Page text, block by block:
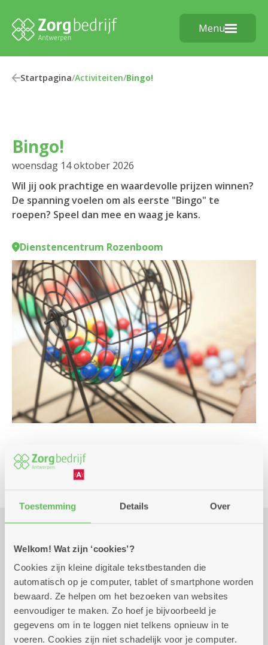
Toestemming Details Over
Welkom! Wat zijn ‘cookies’?
Cookies zijn kleine digitale tekstbestanden die
automatisch op je computer, tablet of smartphone worden
bewaard. Ze helpen om het bezoeken van websites
eenvoudiger te maken. Zo hoef je bijvoorbeeld je
gegevens om in te loggen niet telkens opnieuw in te
voeren. Cookies zijn niet schadelijk voor je computer.
Menu
Startpagina/Activiteiten/Bingo!
Bingo!
woensdag 14 oktober 2026
Wil jij ook prachtige en waardevolle prijzen winnen?
De spanning voelen om als eerste "Bingo" te
roepen? Speel dan mee en waag je kans.
Dienstencentrum Rozenboom
Spel
Praktisch
woensdag 14 oktober
2026
14.00 uur tot 16.00
uur
6 euro voor 10 spellen, smul: taartje met koffie
of thee 6 euro